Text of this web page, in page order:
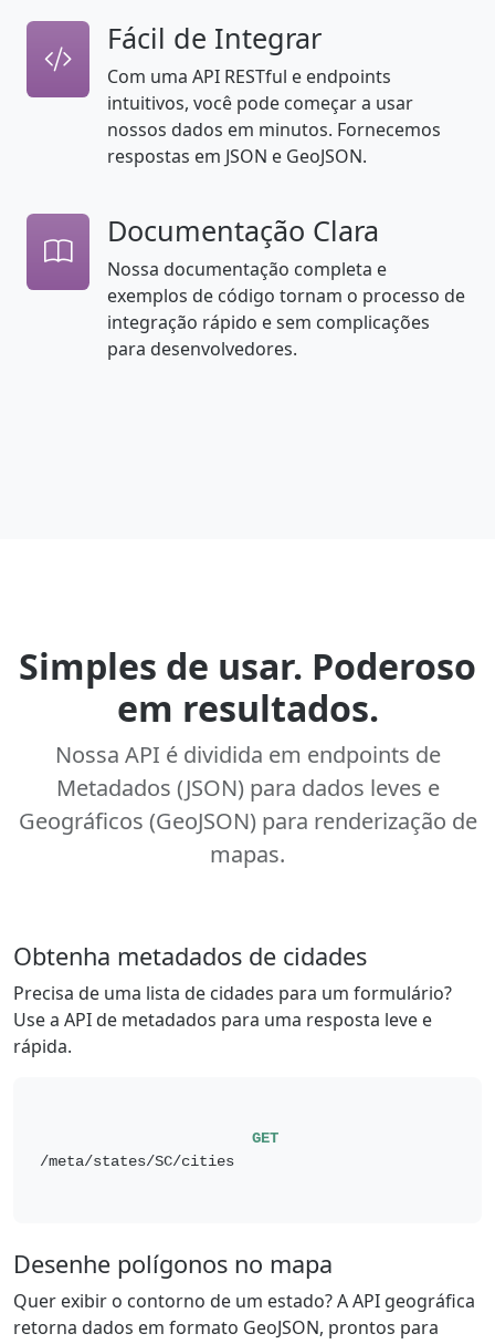
Fácil de Integrar
Com uma API RESTful e endpoints
intuitivos, você pode começar a usar
nossos dados em minutos. Fornecemos
respostas em JSON e GeoJSON.
Documentação Clara
Nossa documentação completa e
exemplos de código tornam o processo de
integração rápido e sem complicações
para desenvolvedores.
Simples de usar. Poderoso
em resultados.
Nossa API é dividida em endpoints de
Metadados (JSON) para dados leves e
Geográficos (GeoJSON) para renderização de
mapas.
Obtenha metadados de cidades
Precisa de uma lista de cidades para um formulário?
Use a API de metadados para uma resposta leve e
rápida.
GET
/meta/states/SC/cities
Desenhe polígonos no mapa
Quer exibir o contorno de um estado? A API geográfica
retorna dados em formato GeoJSON, prontos para